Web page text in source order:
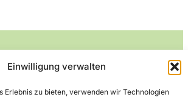
Einwilligung verwalten
Erlebnis zu bieten, verwenden wir Technologien
Leckerlife